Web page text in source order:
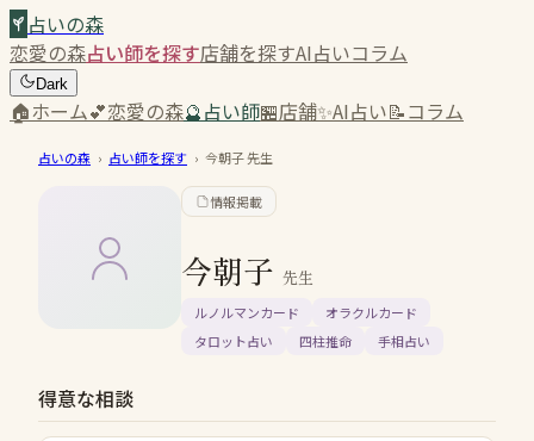
占いの森
恋愛の森占い師を探す店舗を探すAI占いコラム
Dark
🏠ホーム💕恋愛の森🔮占い師🏪店舗✨AI占い📝コラム
占いの森 › 占い師を探す › 今朝子先生
情報掲載
今朝子 先生
ルノルマンカード
オラクルカード
タロット占い
四柱推命 手相占い
得意な相談